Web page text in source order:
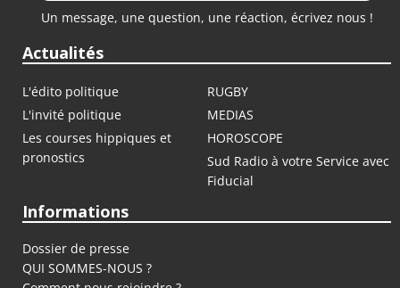
Un message, une question, une réaction, écrivez nous !
Actualités
L'édito politique
RUGBY
L'invité politique
MEDIAS
Les courses hippiques et
pronostics
HOROSCOPE
Sud Radio à votre Service avec
Fiducial
Informations
Dossier de presse
QUI SOMMES-NOUS ?